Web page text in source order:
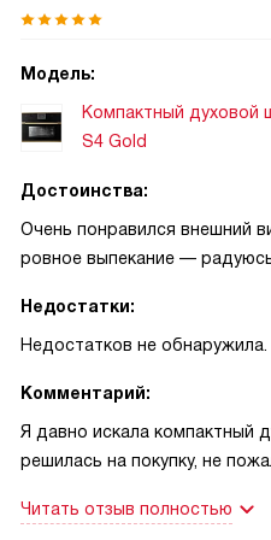
Модель:
Компактный духовой
S4 Gold
Достоинства:
Очень понравился внешний
ровное выпекание —
Недостатки:
Недостатков не обнаружила.
Комментарий:
Я давно искала компактный
решилась на покупку, не
получится ли приготовить
Читать отзыв полностью